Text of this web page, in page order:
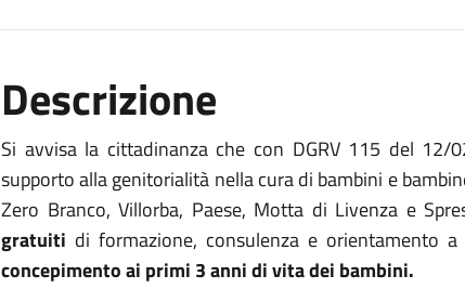
Descrizione
Si avvisa la cittadinanza che con DGRV 115 del 12/
supporto alla genitorialità nella cura di bambini e
Zero Branco, Villorba, Paese, Motta di Livenza e
gratuiti di formazione, consulenza e orientamento a
concepimento ai primi 3 anni di vita dei bambini.